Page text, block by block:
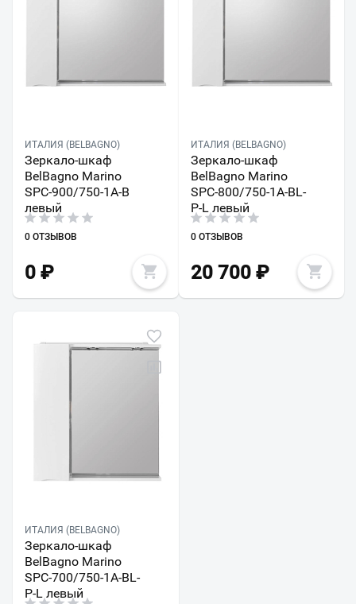
ИТАЛИЯ (BELBAGNO)
Зеркало-шкаф
BelBagno Marino
SPC-900/750-1A-B
левый
0 ОТЗЫВОВ
0 ₽
ИТАЛИЯ (BELBAGNO)
Зеркало-шкаф
BelBagno Marino
SPC-800/750-1A-BL-
P-L левый
0 ОТЗЫВОВ
20 700₽
ИТАЛИЯ (BELBAGNO)
Зеркало-шкаф
BelBagno Marino
SPC-700/750-1A-BL-
P-L левый